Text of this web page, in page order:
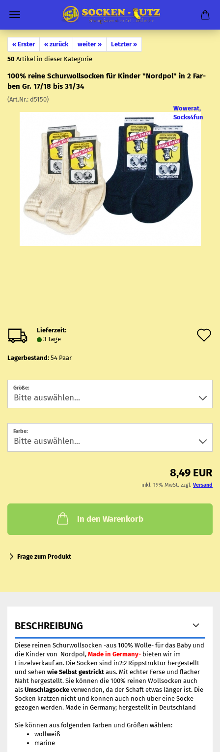
« Erster « zurück weiter »
Letzter »
50 Artikel in dieser Kategorie
100% reine Schur­woll­so­cken für Kin­der "Nord­pol" in 2 Far­
ben Gr. 17/18 bis 31/34
(Art.Nr.: d5150)
Wowerat,
Socks4fun
Lieferzeit:
3 Tage
Lagerbestand: 54 Paar
Größe:
Farbe:
8,49 EUR
inkl. 19% MwSt. zzgl. Versand
In den Warenkorb
Frage zum Produkt
BESCHREIBUNG
Diese reinen Schurwollsocken -aus 100% Wolle- für das Baby und
die Kinder von Nordpol, Made in Germany- bieten wir im
Einzelverkauf an. Die Socken sind in2:2 Rippstruktur hergestellt
und sehen wie Selbst gestrickt aus. Mit echter Ferse und flacher
Naht hergestellt. Sie können die 100% reinen Wollsocken auch
als Umschlagsocke verwenden, da der Schaft etwas länger ist. Die
Socken kratzen nicht und können auch noch über eine Socke
gezogen werden. Made in Germany; hergestellt in Deutschland
Sie können aus folgenden Farben und Größen wählen:
wollweiß
marine